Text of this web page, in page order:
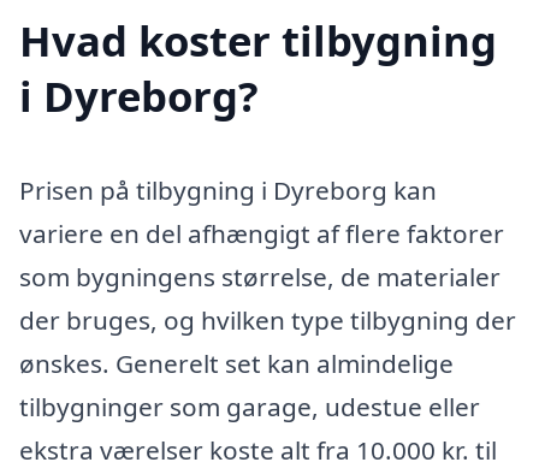
Hvad koster tilbygning
i Dyreborg?
Prisen på tilbygning i Dyreborg kan
variere en del afhængigt af flere faktorer
som bygningens størrelse, de materialer
der bruges, og hvilken type tilbygning der
ønskes. Generelt set kan almindelige
tilbygninger som garage, udestue eller
ekstra værelser koste alt fra 10.000 kr. til